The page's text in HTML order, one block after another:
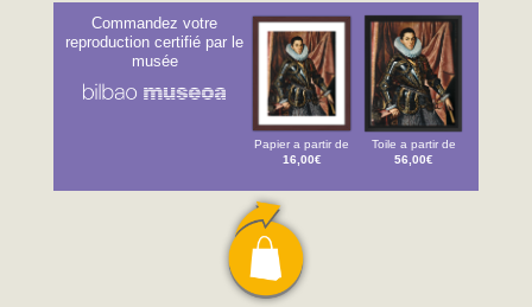
Commandez votre
reproduction certifié par le
musée
Papier a partir de
16,00€
Toile a partir de
56,00€